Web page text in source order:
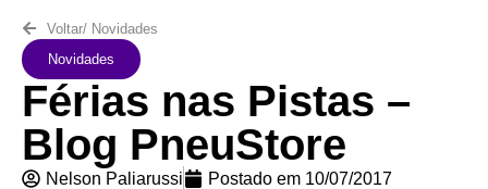
Voltar/ Novidades
Novidades
Férias nas Pistas –
Blog PneuStore
Nelson Paliarussi Postado em 10/07/2017